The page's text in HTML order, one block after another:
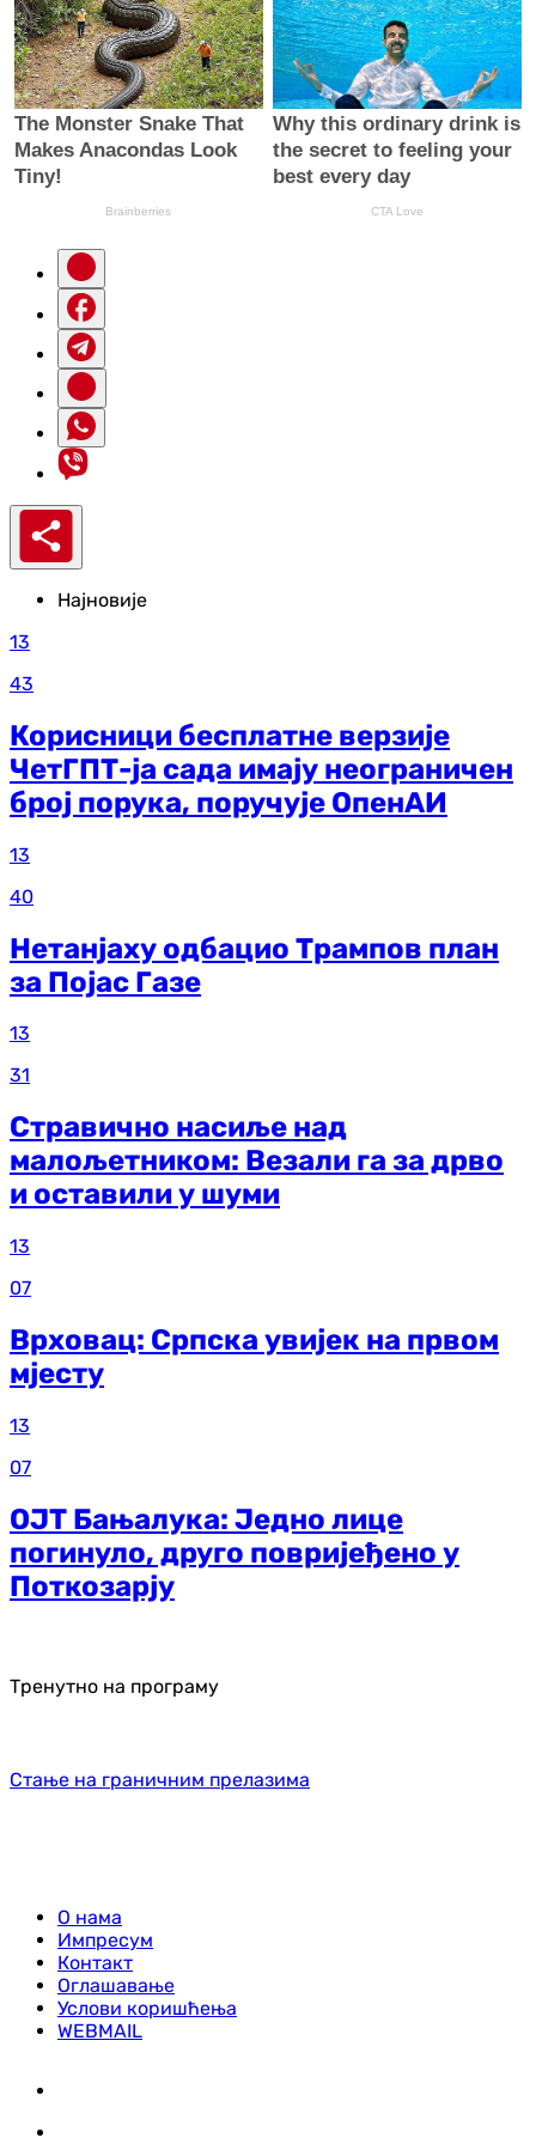
Најновије
13
43
Корисници бесплатне верзије
ЧетГПТ-ја сада имају неограничен
број порука, поручује ОпенАИ
13
40
Нетанјаху одбацио Трампов план
за Појас Газе
13
31
Стравично насиље над
малољетником: Везали га за дрво
и оставили у шуми
13
07
Врховац: Српска увијек на првом
мјесту
13
07
ОЈТ Бањалука: Једно лице
погинуло, друго повријеђено у
Поткозарју
Тренутно на програму
Стање на граничним прелазима
О нама
Импресум
Контакт
Оглашавање
Услови коришћења
WEBMAIL